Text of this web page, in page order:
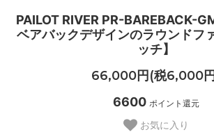
PAILOT RIVER PR-BAREBACK-
ベアバックデザインのラウンドフ
ッチ】
66,000円(税6,000
6600 ポイント還元
お気に入り